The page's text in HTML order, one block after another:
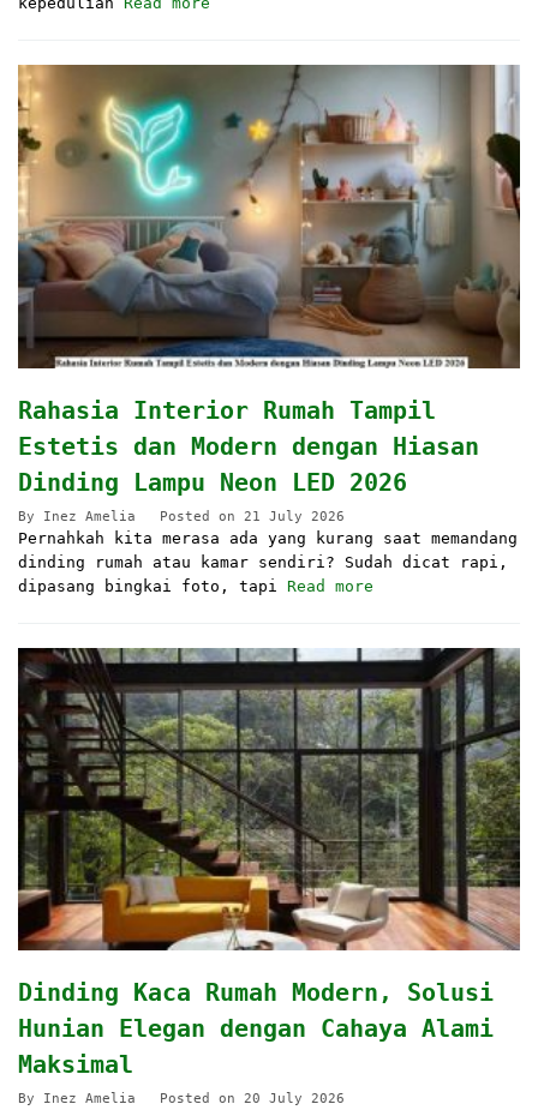
Rahasia Interior Rumah Tampil
Estetis dan Modern dengan Hiasan
Dinding Lampu Neon LED 2026
By Inez Amelia Posted on 21 July 2026
Pernahkah kita merasa ada yang kurang saat memandang
dinding rumah atau kamar sendiri? Sudah dicat rapi,
dipasang bingkai foto, tapi Read more
Dinding Kaca Rumah Modern, Solusi
Hunian Elegan dengan Cahaya Alami
Maksimal
By Inez Amelia Posted on 20 July 2026